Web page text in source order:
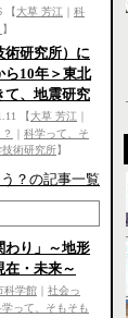
【大草 芳江
科
】
術研究所）に
ら10年＞東北
て、地震研究
【大草 芳江
科学って、そ
技術研究所】
？の記事一覧
わり」～地形
在・未来～
科学館
社会っ
学って、そもそも